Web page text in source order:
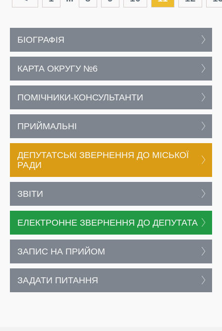
БІОГРАФІЯ
КАРТА ОКРУГУ №6
ПОМІЧНИКИ-КОНСУЛЬТАНТИ
ПРИЙМАЛЬНІ
ДЕПУТАТСЬКІ ЗВЕРНЕННЯ ДО МІСЬКОЇ
РАДИ
ЗВІТИ
ЕЛЕКТРОННЕ ЗВЕРНЕННЯ ДО ДЕПУТАТА
ЗАПИС НА ПРИЙОМ
ЗАДАТИ ПИТАННЯ